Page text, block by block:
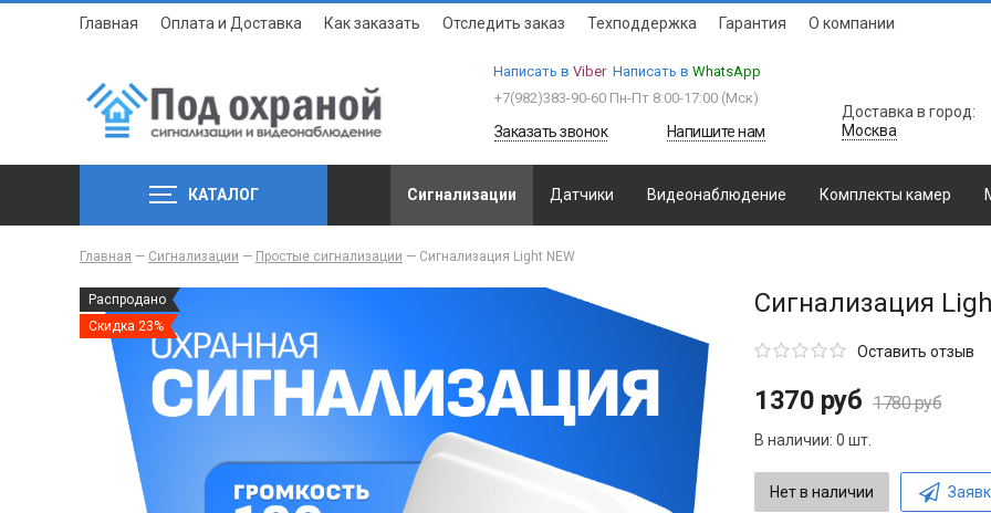
Главная Оплата и Доставка Как заказать Отследить заказ Техподдержка Гарантия О компании
Написать в Viber Написать в WhatsApp
+7(982)383-90-60 Пн-Пт 8:00-17:00 (Мcк)
Заказать звонок Напишите нам
Доставка в город:
Москва
КАТАЛОГ Сигнализации Датчики Видеонаблюдение Комплекты камер
Главная — Сигнализации — Простые сигнализации — Сигнализация Light NEW
Распродано
Скидка 23%
Сигнализация
Оставить отзыв
1370 руб 1780 руб
В наличии: 0 шт.
Нет в наличии